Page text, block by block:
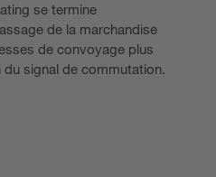
se termine
de la marchandise
de convoyage plus
du signal de commutation.